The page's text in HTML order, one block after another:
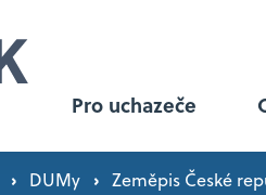
Pro uchazeče
› DUMy › Zeměpis České